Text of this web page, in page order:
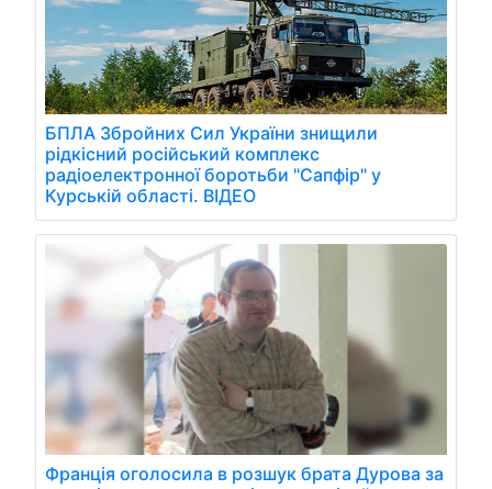
БПЛА Збройних Сил України знищили
рідкісний російський комплекс
радіоелектронної боротьби "Сапфір" у
Курській області. ВІДЕО
Франція оголосила в розшук брата Дурова за